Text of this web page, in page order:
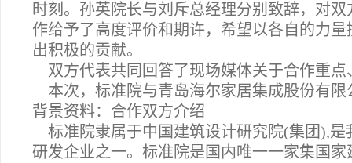
时刻。孙英院长与刘斥总经理分别致辞，对
作给予了高度评价和期许，希望以各自的力
出积极的贡献。
双方代表共同回答了现场媒体关于合作重
本次，标准院与青岛海尔家居集成股份有
背景资料：合作双方介绍
标准院隶属于中国建筑设计研究院(集团),
研发企业之一。标准院是国内唯一一家集国